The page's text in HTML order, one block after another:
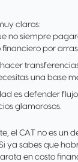
claros:
no siempre
por
una base
es defender
glamorosos.
el CAT no es un
ya sabes que
en costo